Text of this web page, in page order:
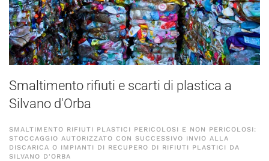
Smaltimento rifiuti e scarti di plastica a
Silvano d'Orba
SMALTIMENTO RIFIUTI PLASTICI PERICOLOSI E NON PERICOLOSI:
STOCCAGGIO AUTORIZZATO CON SUCCESSIVO INVIO ALLA
DISCARICA O IMPIANTI DI RECUPERO DI RIFIUTI PLASTICI DA
SILVANO D'ORBA